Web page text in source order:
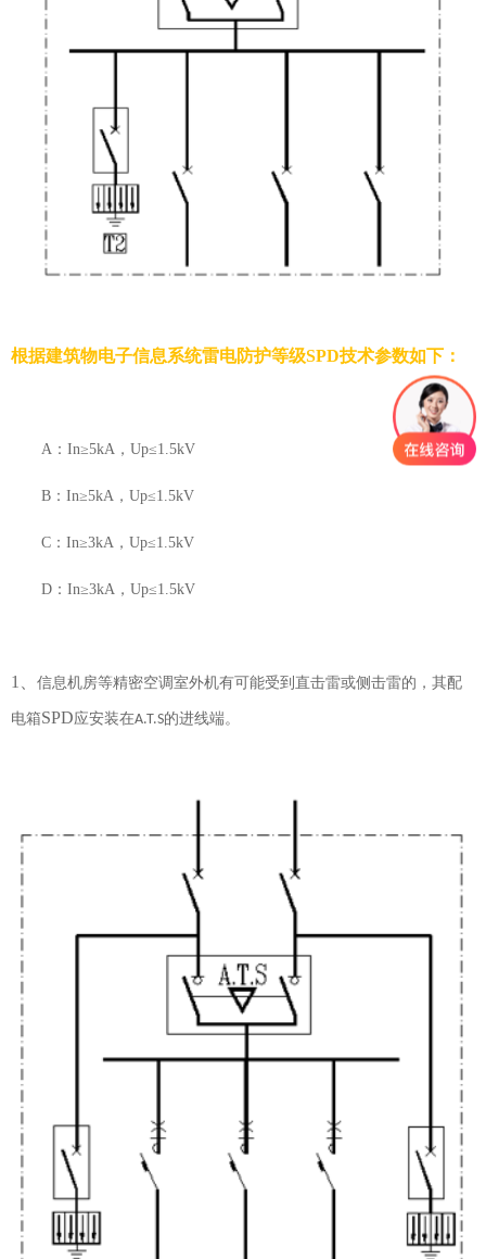
根据建筑物电子信息系统雷电防护等级SPD技术参数如下：
A： In≥5kA ， Up≤1.5kV
B：In≥5kA ， Up≤1.5kV
C： In≥3kA ， Up≤1.5kV
D： In≥3kA ， Up≤1.5kV
1、 信息机房等精密空调室外机有可能受到直击雷或侧击雷的，其配
电箱SPD应安装在A.T.S的进线端。